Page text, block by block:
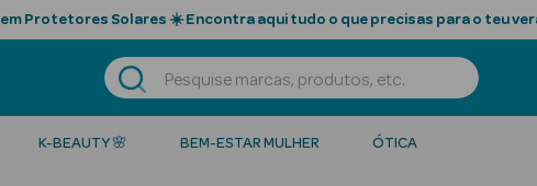
em Protetores Solares ☀️ Encontra aqui tudo o que precisas para o teu
K-BEAUTY 🌸 BEM-ESTAR MULHER ÓTICA